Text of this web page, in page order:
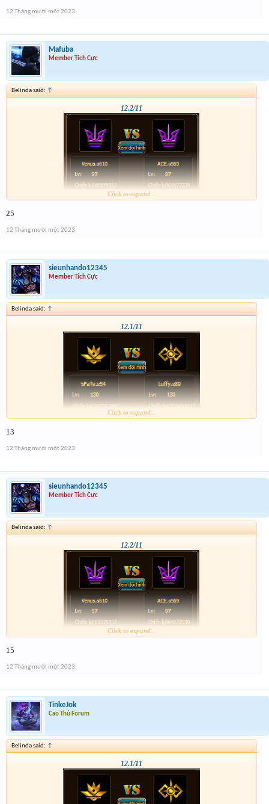
12 Tháng mười một 2023
Mafuba
Member Tích Cực
Belinda said: ↑
12.2/11
Click to expand...
25
12 Tháng mười một 2023
sieunhando12345
Member Tích Cực
Belinda said: ↑
12.1/11
Click to expand...
13
12 Tháng mười một 2023
sieunhando12345
Member Tích Cực
Belinda said: ↑
12.2/11
Click to expand...
15
12 Tháng mười một 2023
TinkeJok
Cao Thủ Forum
Belinda said: ↑
12.1/11